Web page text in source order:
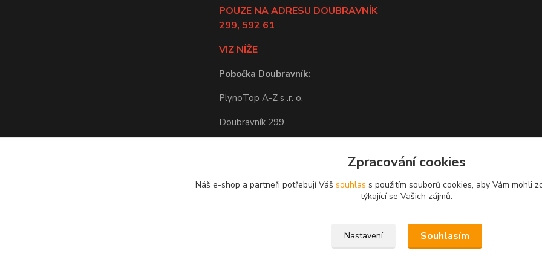
POUZE NA ADRESU DOUBRAVNÍK
299, 592 61
VIZ NÍŽE
Pobočka Doubravník:
PlynoTop A-Z s .r. o.
Doubravník 299
Odběr zboží po potvrzení obchodem.
Zpracování cookies
Náš e-shop a partneři potřebují Váš souhlas s použitím souborů cookies, aby Vám mohli
týkající se Vašich zájmů.
Nastavení Souhlasím